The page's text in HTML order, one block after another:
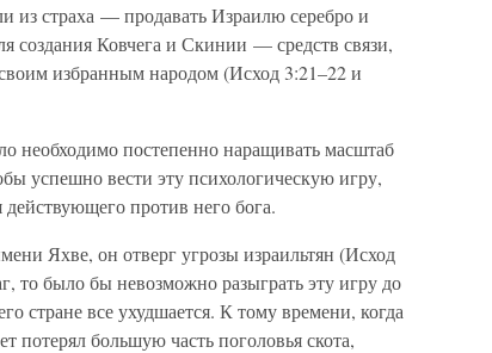
из страха — продавать Израилю серебро и
Ковчега и Скинии — средств связи,
избранным народом (Исход 3:21–22 и
необходимо постепенно наращивать масштаб
успешно вести эту психологическую игру,
против него бога.
Яхве, он отверг угрозы израильтян (Исход
то было бы невозможно разыграть эту игру до
стране все ухудшается. К тому времени, когда
потерял большую часть поголовья скота,